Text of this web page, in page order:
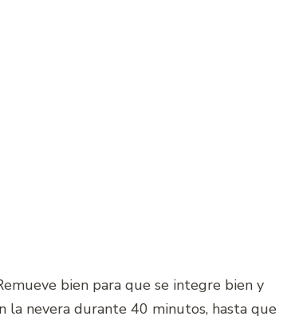
bien para que se integre bien y
la nevera durante 40 minutos, hasta que